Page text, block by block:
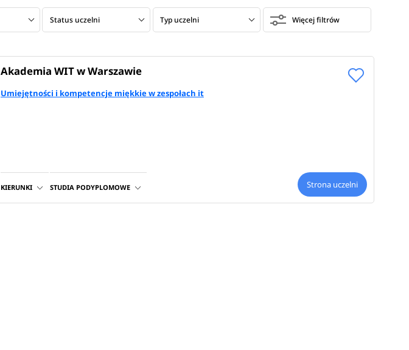
Status uczelni Typ uczelni Więcej filtrów
Akademia WIT w Warszawie
Umiejętności i kompetencje miękkie w zespołach it
KIERUNKI STUDIA PODYPLOMOWE Strona uczelni